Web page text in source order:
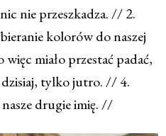
nie przeszkadza. // 2.
kolorów do naszej
miało przestać padać,
dzisiaj, tylko jutro. // 4.
drugie imię. //